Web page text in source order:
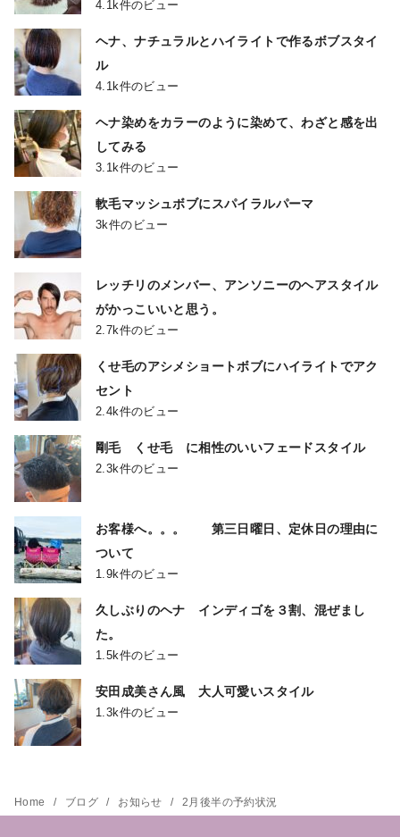
4.1k件のビュー
ヘナ、ナチュラルとハイライトで作るボブスタイ
ル
4.1k件のビュー
ヘナ染めをカラーのように染めて、わざと感を出
してみる
3.1k件のビュー
軟毛マッシュボブにスパイラルパーマ
3k件のビュー
レッチリのメンバー、アンソニーのヘアスタイル
がかっこいいと思う。
2.7k件のビュー
くせ毛のアシメショートボブにハイライトでアク
セント
2.4k件のビュー
剛毛 くせ毛 に相性のいいフェードスタイル
2.3k件のビュー
お客様へ。。。 第三日曜日、定休日の理由に
ついて
1.9k件のビュー
久しぶりのヘナ インディゴを３割、混ぜまし
た。
1.5k件のビュー
安田成美さん風 大人可愛いスタイル
1.3k件のビュー
Home ブログ お知らせ 2月後半の予約状況